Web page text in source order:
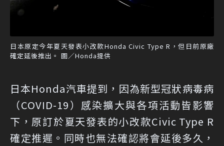
日本原定今年夏天發表小改款Honda Civic Type R，但日前原廠
確定延後推出。 圖／Honda提供
日本Honda汽車提到，因為新型冠狀病毒病
（COVID-19）感染擴大與各項活動皆影響
下，原訂於夏天發表的小改款Civic Type R
確定推遲。同時也無法確認將會延後多久，